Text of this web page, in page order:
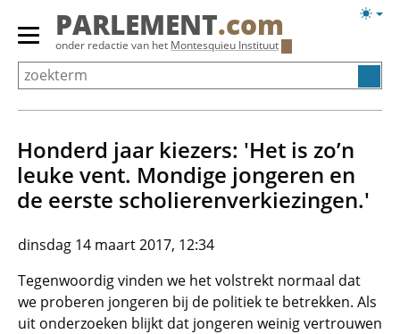
Overslaan
Primair
menu
tonen/verbergen
PARLEMENT.com
onder redactie van het Montesquieu Instituut
Honderd jaar kiezers: 'Het is zo’n
leuke vent. Mondige jongeren en
de eerste scholierenverkiezingen.'
dinsdag 14 maart 2017, 12:34
Tegenwoordig vinden we het volstrekt normaal dat
we proberen jongeren bij de politiek te betrekken. Als
uit onderzoeken blijkt dat jongeren weinig vertrouwen